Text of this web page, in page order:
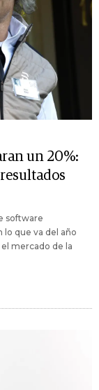
un 20%:
software
lo que va del año
mercado de la